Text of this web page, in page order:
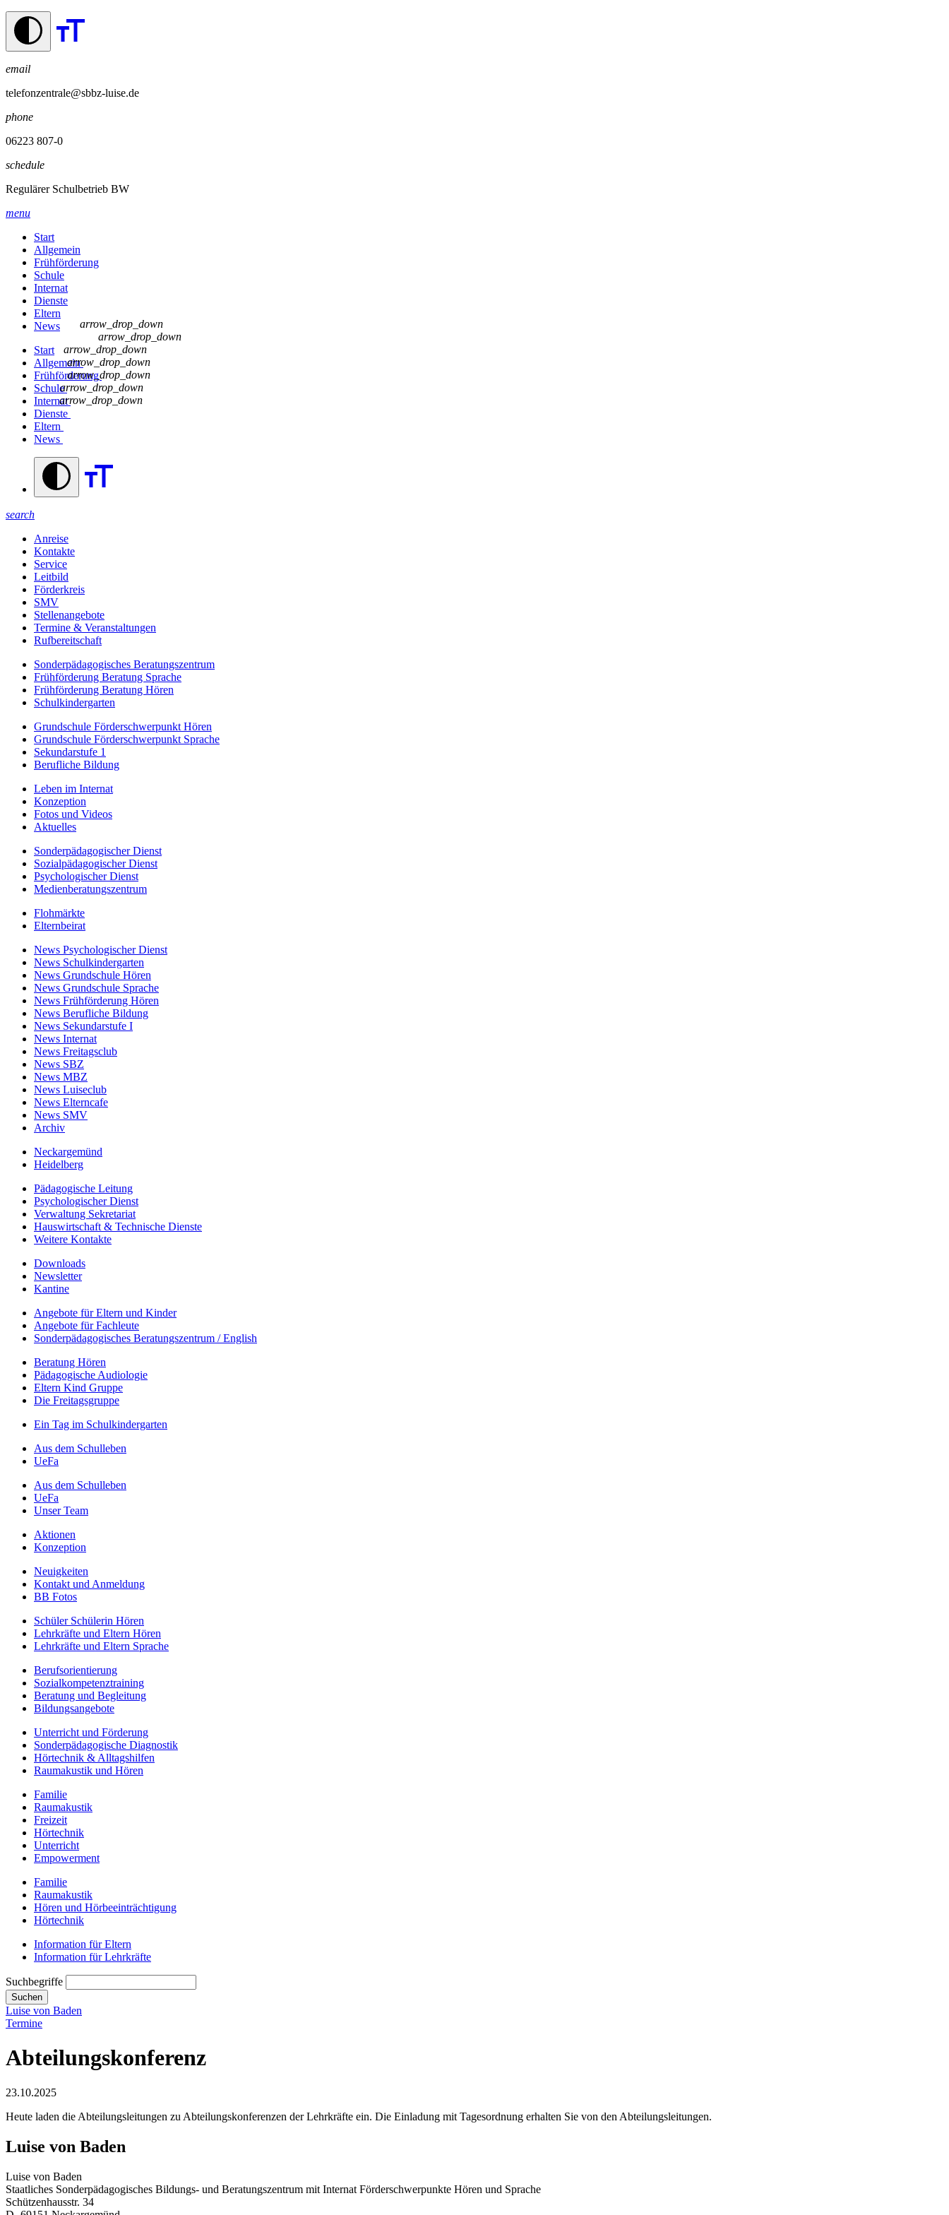
email
telefonzentrale@sbbz-luise.de
phone
06223 807-0
schedule
Regulärer Schulbetrieb BW
menu
Start
Allgemein
Frühförderung
Schule
Internat
Dienste
Eltern
News
Start
Allgemein
arrow_drop_down
Frühförderung
arrow_drop_down
Schule
arrow_drop_down
Internat
arrow_drop_down
Dienste
arrow_drop_down
Eltern
arrow_drop_down
News
arrow_drop_down
search
Anreise
Kontakte
Service
Leitbild
Förderkreis
SMV
Stellenangebote
Termine & Veranstaltungen
Rufbereitschaft
Sonderpädagogisches Beratungszentrum
Frühförderung Beratung Sprache
Frühförderung Beratung Hören
Schulkindergarten
Grundschule Förderschwerpunkt Hören
Grundschule Förderschwerpunkt Sprache
Sekundarstufe 1
Berufliche Bildung
Leben im Internat
Konzeption
Fotos und Videos
Aktuelles
Sonderpädagogischer Dienst
Sozialpädagogischer Dienst
Psychologischer Dienst
Medienberatungszentrum
Flohmärkte
Elternbeirat
News Psychologischer Dienst
News Schulkindergarten
News Grundschule Hören
News Grundschule Sprache
News Frühförderung Hören
News Berufliche Bildung
News Sekundarstufe I
News Internat
News Freitagsclub
News SBZ
News MBZ
News Luiseclub
News Elterncafe
News SMV
Archiv
Neckargemünd
Heidelberg
Pädagogische Leitung
Psychologischer Dienst
Verwaltung Sekretariat
Hauswirtschaft & Technische Dienste
Weitere Kontakte
Downloads
Newsletter
Kantine
Angebote für Eltern und Kinder
Angebote für Fachleute
Sonderpädagogisches Beratungszentrum / English
Beratung Hören
Pädagogische Audiologie
Eltern Kind Gruppe
Die Freitagsgruppe
Ein Tag im Schulkindergarten
Aus dem Schulleben
UeFa
Aus dem Schulleben
UeFa
Unser Team
Aktionen
Konzeption
Neuigkeiten
Kontakt und Anmeldung
BB Fotos
Schüler Schülerin Hören
Lehrkräfte und Eltern Hören
Lehrkräfte und Eltern Sprache
Berufs­orientierung
Sozialkompetenztraining
Beratung und Begleitung
Bildungsangebote
Unterricht und Förderung
Sonderpädagogische Diagnostik
Hörtechnik & Alltagshilfen
Raumakustik und Hören
Familie
Raumakustik
Freizeit
Hörtechnik
Unterricht
Empowerment
Familie
Raumakustik
Hören und Hörbeeinträchtigung
Hörtechnik
Information für Eltern
Information für Lehrkräfte
Suchbegriffe
Suchen
Luise von Baden
Termine
Abteilungskonferenz
23.10.2025
Heute laden die Abteilungsleitungen zu Abteilungskonferenzen der Lehrkräfte ein. Die Einladung mit Tagesordnung erhalten Sie von den Abteilungsleitungen.
Luise von Baden
Luise von Baden
Staatliches Sonderpädagogisches Bildungs- und Beratungszentrum mit Internat Förderschwerpunkte Hören und Sprache
Schützenhausstr. 34